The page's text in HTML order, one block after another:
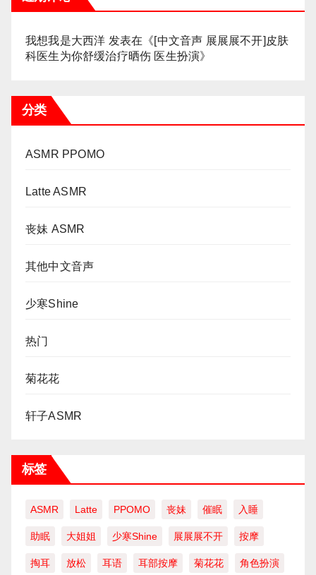
我想我是大西洋 发表在《[中文音声 展展展不开]皮肤
科医生为你舒缓治疗晒伤 医生扮演》
分类
ASMR PPOMO
Latte ASMR
丧妹 ASMR
其他中文音声
少寒Shine
热门
菊花花
轩子ASMR
标签
ASMR Latte PPOMO 丧妹 催眠 入睡
助眠 大姐姐 少寒Shine 展展展不开 按摩
掏耳 放松 耳语 耳部按摩 菊花花 角色扮演